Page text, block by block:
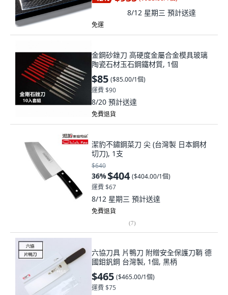
8/12 星期三 預計送達
免運
金鋼砂銼刀 高硬度金屬合金模具玻璃
陶瓷石材玉石鋼鐵材質, 1個
$85 ($85.00/1個)
運費 $90
8/20 預計送達
免費退貨
潔豹不鏽鋼菜刀 尖 (台灣製 日本鋼材
切刀), 1支
$640
36%$404 ($404.00/1個)
運費 $67
8/12 星期三 預計送達
免費退貨
(7)
六協刀具 片鴨刀 附贈安全保護刀鞘 德
國鉬釩鋼 台灣製, 1個, 黑柄
$465 ($465.00/1個)
運費 $75